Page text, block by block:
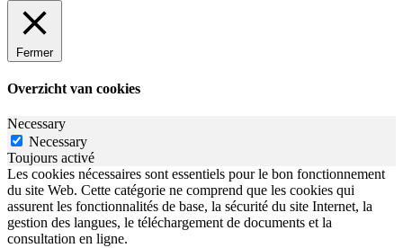
Fermer
Overzicht van cookies
Necessary
Necessary
Toujours activé
Les cookies nécessaires sont essentiels pour le bon fonctionnement
du site Web. Cette catégorie ne comprend que les cookies qui
assurent les fonctionnalités de base, la sécurité du site Internet, la
gestion des langues, le téléchargement de documents et la
consultation en ligne.